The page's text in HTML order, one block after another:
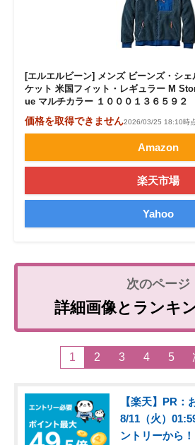
[エルエルビーン] メンズ ビーンズ・シ
ケット 米国フィット・レギュラー M
ue マルチカラー １０００１３６５９２
価格を取得できません2026/03/25 18:10時
Amazon
楽天市場
Yahoo
詳細画像とランキ
1 2 3 4 5
【楽天】PR：
8/11（火）
ントリーから！